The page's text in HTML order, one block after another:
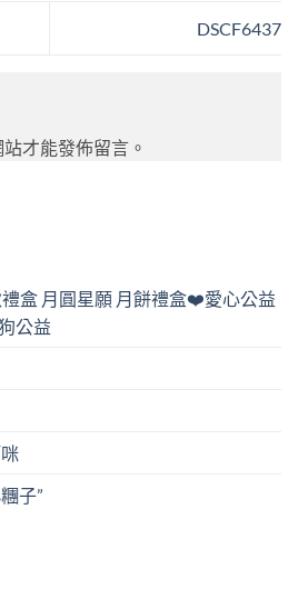
DSCF6437
站才能發佈留言。
禮盒 月圓星願 月餅禮盒❤️愛心公益
公益
子”